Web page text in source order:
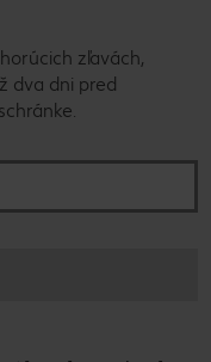
zľavách,
dva dni pred